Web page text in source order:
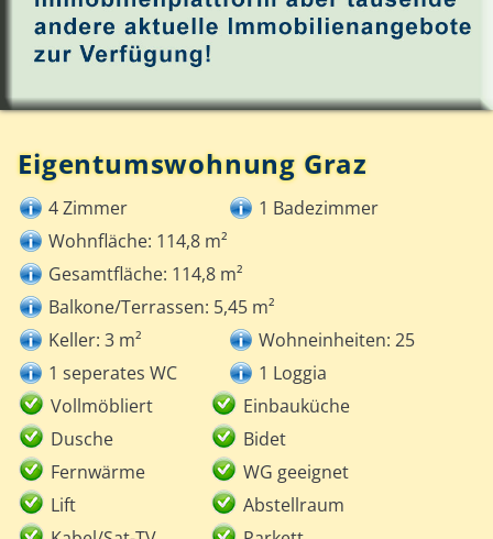
Eigentumswohnung Graz
4 Zimmer
1 Badezimmer
Wohnfläche: 114,8 m²
Gesamtfläche: 114,8 m²
Balkone/Terrassen: 5,45 m²
Keller: 3 m²
Wohneinheiten: 25
1 seperates WC
1 Loggia
Vollmöbliert
Einbauküche
Dusche
Bidet
Fernwärme
WG geeignet
Lift
Abstellraum